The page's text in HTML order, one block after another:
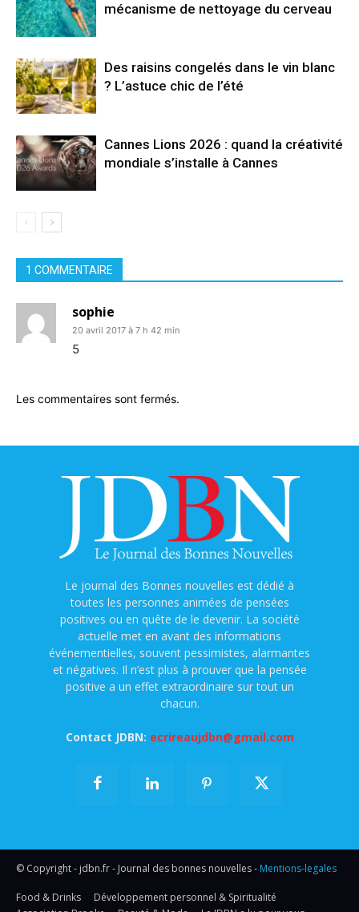
mécanisme de nettoyage du cerveau
Des raisins congelés dans le vin blanc
? L’astuce chic de l’été
Cannes Lions 2026 : quand la créativité
mondiale s’installe à Cannes
1 COMMENTAIRE
sophie
20 avril 2017 à 7 h 42 min
5
Les commentaires sont fermés.
Le journal des Bonnes nouvelles est dédié à
toutes les personnes animées de pensées
positives ou en quête de le devenir. La société
actuelle met en avant des informations
événementielles, souvent pessimistes, alarmantes
et négatives. Il n’est plus à prouver que la pensée
positive a un effet extraordinaire sur tout un
chacun.
Contact JDBN: ecrireaujdbn@gmail.com
© Copyright - jdbn.fr - Journal des bonnes nouvelles - Mentions-legales
Food & Drinks
Développement personnel & Spiritualité